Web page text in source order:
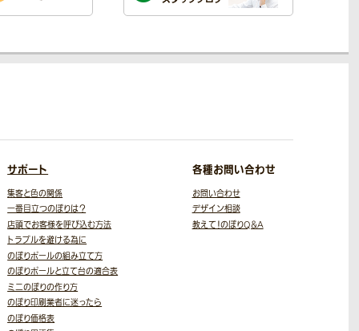
サポート
集客と色の関係
一番目立つのぼりは？
店頭でお客様を呼び込む方法
トラブルを避ける為に
のぼりポールの組み立て方
のぼりポールと立て台の適合表
ミニのぼりの作り方
のぼり印刷業者に迷ったら
のぼり価格表
各種お問い合わせ
お問い合わせ
デザイン相談
教えて！のぼりQ＆A